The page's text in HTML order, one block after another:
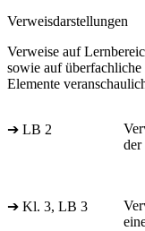
Verweisdarstellungen
Verweise auf
sowie auf
Elemente
➔ LB 2
der
➔ Kl. 3, LB 3